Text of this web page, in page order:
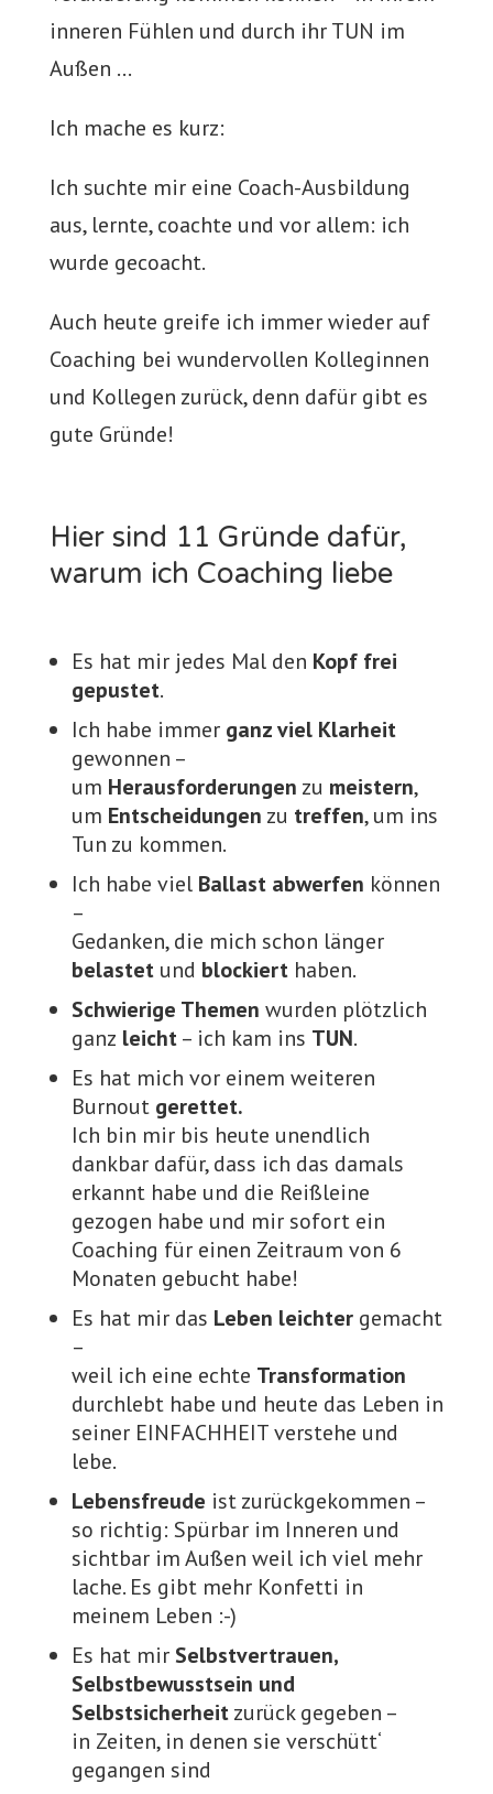
inneren Fühlen und durch ihr TUN im
Außen …
Ich mache es kurz:
Ich suchte mir eine Coach-Ausbildung
aus, lernte, coachte und vor allem: ich
wurde gecoacht.
Auch heute greife ich immer wieder auf
Coaching bei wundervollen Kolleginnen
und Kollegen zurück, denn dafür gibt es
gute Gründe!
Hier sind 11 Gründe dafür,
warum ich Coaching liebe
Es hat mir jedes Mal den Kopf frei
gepustet.
Ich habe immer ganz viel Klarheit
gewonnen –
um Herausforderungen zu meistern,
um Entscheidungen zu treffen, um ins
Tun zu kommen.
Ich habe viel Ballast abwerfen können
–
Gedanken, die mich schon länger
belastetund blockierthaben.
Schwierige Themen wurden plötzlich
ganz leicht– ich kam ins TUN.
Es hat mich vor einem weiteren
Burnout gerettet.
Ich bin mir bis heute unendlich
dankbar dafür, dass ich das damals
erkannt habe und die Reißleine
gezogen habe und mir sofort ein
Coaching für einen Zeitraum von 6
Monaten gebucht habe!
Es hat mir das Leben leichtergemacht
–
weil ich eine echte Transformation
durchlebt habe und heute das Leben in
seiner EINFACHHEIT verstehe und
lebe.
Lebensfreude ist zurückgekommen –
so richtig: Spürbar im Inneren und
sichtbar im Außen weil ich viel mehr
lache. Es gibt mehr Konfetti in
meinem Leben :-)
Es hat mir Selbstvertrauen,
Selbstbewusstsein und
Selbstsicherheitzurück gegeben –
in Zeiten, in denen sie verschütt‘
gegangen sind